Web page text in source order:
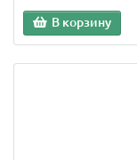
В корзину